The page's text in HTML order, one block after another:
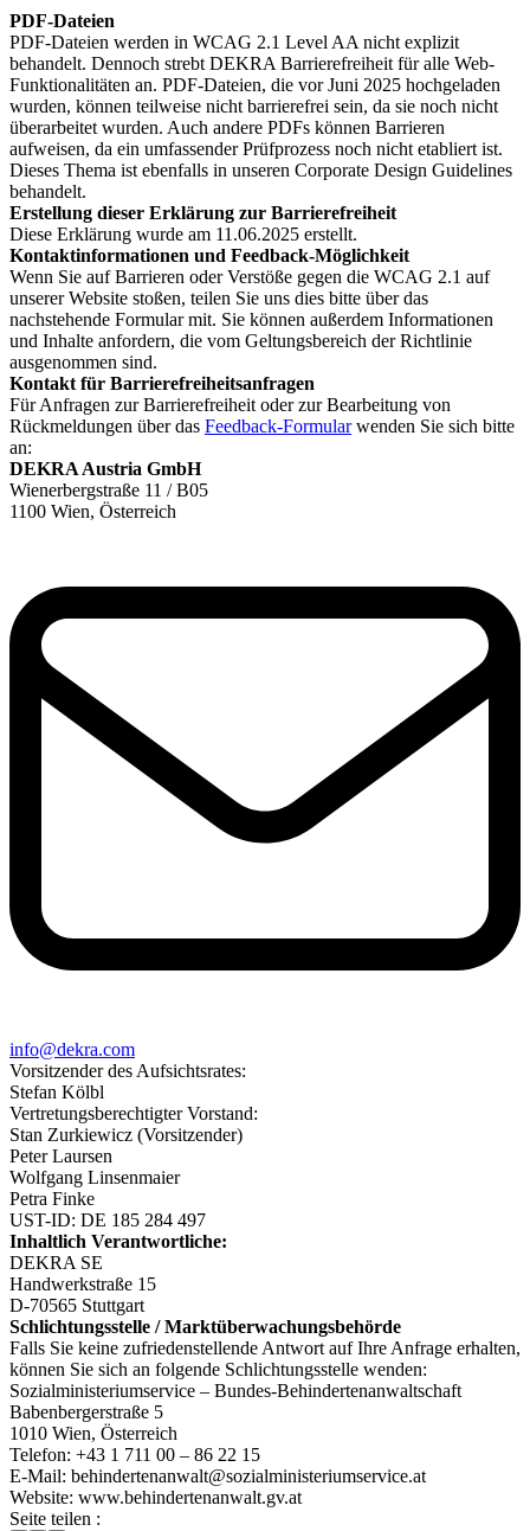
PDF-Dateien
PDF-Dateien werden in WCAG 2.1 Level AA nicht explizit
behandelt. Dennoch strebt DEKRA Barrierefreiheit für alle Web-
Funktionalitäten an. PDF-Dateien, die vor Juni 2025 hochgeladen
wurden, können teilweise nicht barrierefrei sein, da sie noch nicht
überarbeitet wurden. Auch andere PDFs können Barrieren
aufweisen, da ein umfassender Prüfprozess noch nicht etabliert ist.
Dieses Thema ist ebenfalls in unseren Corporate Design Guidelines
behandelt.
Erstellung dieser Erklärung zur Barrierefreiheit
Diese Erklärung wurde am 11.06.2025 erstellt.
Kontaktinformationen und Feedback-Möglichkeit
Wenn Sie auf Barrieren oder Verstöße gegen die WCAG 2.1 auf
unserer Website stoßen, teilen Sie uns dies bitte über das
nachstehende Formular mit. Sie können außerdem Informationen
und Inhalte anfordern, die vom Geltungsbereich der Richtlinie
ausgenommen sind.
Kontakt für Barrierefreiheitsanfragen
Für Anfragen zur Barrierefreiheit oder zur Bearbeitung von
Rückmeldungen über das Feedback-Formularwenden Sie sich bitte
an:
DEKRA Austria GmbH
Wienerbergstraße 11 / B05
1100 Wien, Österreich
info@​dekra​.com
Vorsitzender des Aufsichtsrates:
Stefan Kölbl
Vertretungsberechtigter Vorstand:
Stan Zurkiewicz (Vorsitzender)
Peter Laursen
Wolfgang Linsenmaier
Petra Finke
UST-ID: DE 185 284 497
Inhaltlich Verantwortliche:
DEKRA SE
Handwerkstraße 15
D-70565 Stuttgart
Schlichtungsstelle / Marktüberwachungsbehörde
Falls Sie keine zufriedenstellende Antwort auf Ihre Anfrage erhalten,
können Sie sich an folgende Schlichtungsstelle wenden:
Sozialministeriumservice – Bundes-Behindertenanwaltschaft
Babenbergerstraße 5
1010 Wien, Österreich
Telefon: +43 1 711 00 – 86 22 15
E-Mail: behindertenanwalt@sozialministeriumservice.at
Website: www.behindertenanwalt.gv.at
Seite teilen :